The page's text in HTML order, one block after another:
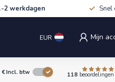
2 werkdagen Snel
EUR Mijn
€Incl. btw 118 beoordelingen